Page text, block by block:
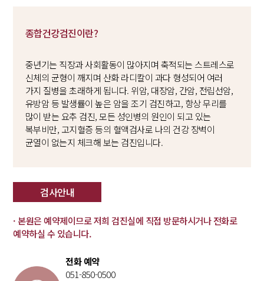
종합건강검진이란?
중년기는 직장과 사회활동이 많아지며 축적되는 스트레스로
신체의 균형이 깨지며 산화 라디칼이 과다 형성되어 여러
가지 질병을 초래하게 됩니다. 위암, 대장암, 간암, 전립선암,
유방암 등 발생률이 높은 암을 조기 검진하고, 항상 무리를
많이 받는 요추 검진, 모든 성인병의 원인이 되고 있는
복부비만, 고지혈증 등의 혈액검사로 나의 건강 장벽이
균열이 없는지 체크해 보는 검진입니다.
검사안내
· 본원은 예약제이므로 저희 검진실에 직접 방문하시거나 전화로
예약하실 수 있습니다.
전화 예약
051-850-0500